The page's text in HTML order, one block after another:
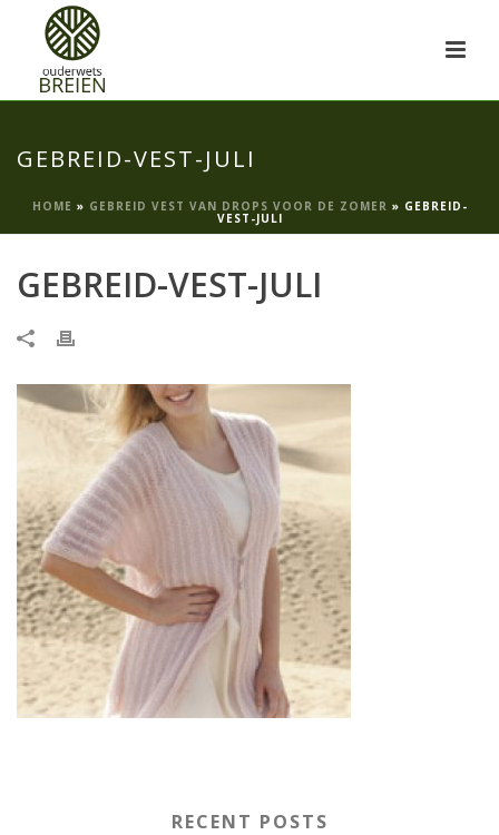
GEBREID-VEST-JULI
HOME » GEBREID VEST VAN DROPS VOOR DE ZOMER » GEBREID-
VEST-JULI
GEBREID-VEST-JULI
RECENT POSTS